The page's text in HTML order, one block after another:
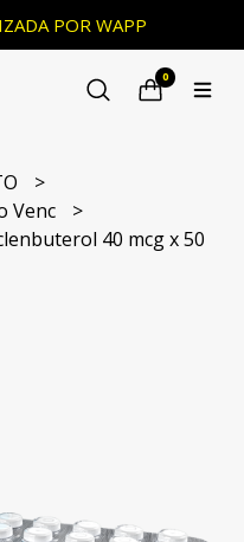
POR WAPP
0
Venc
40 mcg x 50